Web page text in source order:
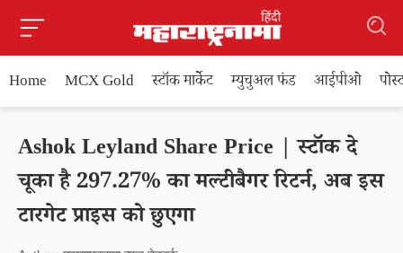
Home MCX Gold स्टॉक मार्केट म्युचुअल फंड आईपीओ
Ashok Leyland Share Price | स्टॉक दे
चूका है 297.27% का मल्टीबैगर रिटर्न, अब इस
टारगेट प्राइस को छुएगा